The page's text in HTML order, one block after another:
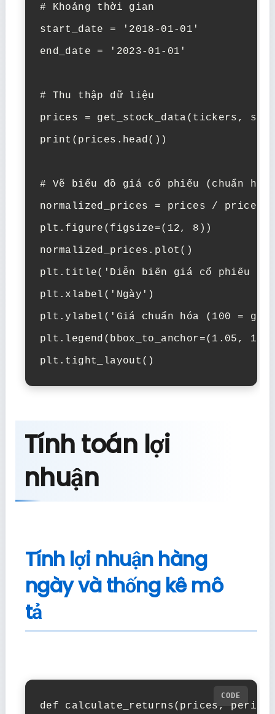
# Khoảng thời gian
start_date = '2018-01-01'
end_date = '2023-01-01'
# Thu thập dữ liệu
prices = get_stock_data(tickers,
print(prices.head())
# Vẽ biểu đồ giá cổ phiếu (chuẩn
normalized_prices = prices /
plt.figure(figsize=(12, 8))
normalized_prices.plot()
plt.title('Diễn biến giá cổ phiếu
plt.xlabel('Ngày')
plt.ylabel('Giá chuẩn hóa (100 = giá
plt.legend(bbox_to_anchor=(1.05,
plt.tight_layout()
Tính toán lợi
nhuận
Tính lợi nhuận hàng
ngày và thống kê mô
tả
def calculate_returns(prices,